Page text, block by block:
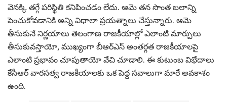
వెనక్కి తగ్గే పరిస్థితి కనిపించడం లేదు. ఆమె తన సొంత బలాన్ని
పెంచుకోవడానికి అన్ని విధాలా ప్రయత్నాలు చేస్తున్నారు. ఆమె
తీసుకునే నిర్ణయాలు తెలంగాణ రాజకీయాల్లో ఎలాంటి మార్పులు
తీసుకువస్తాయో, ముఖ్యంగా బీఆర్‌ఎస్ అంతర్గత రాజకీయాలపై
ఎలాంటి ప్రభావం చూపుతాయో వేచి చూడాలి. ఈ కుటుంబ విభేదాలు
కేసీఆర్ వారసత్వ రాజకీయాలకు ఒక పెద్ద సవాలుగా మారే అవకాశం
ఉంది.